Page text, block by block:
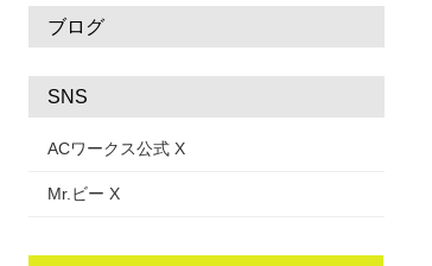
ブログ
SNS
ACワークス公式 X
Mr.ビー X